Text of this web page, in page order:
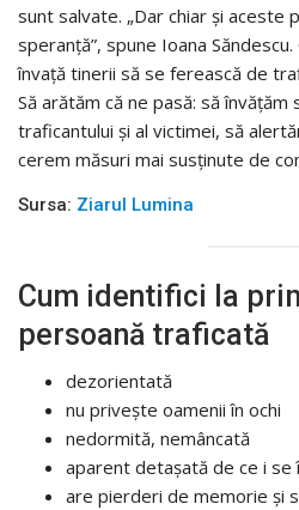
sunt salvate. „Dar chiar și aceste
speranță”, spune Ioana
învață tinerii să se ferească de
Să arătăm că ne pasă: să
traficantului și al victimei, să
cerem măsuri mai susținute de
Sursa: Ziarul Lumina
Cum identifici la
persoană traficată
dezorientată
nu privește oamenii în ochi
nedormită, nemâncată
aparent detașată de ce i se
are pierderi de memorie și